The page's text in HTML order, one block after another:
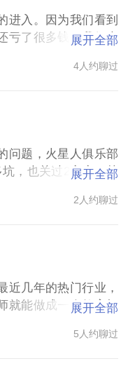
进入。因为我们看到
亏了很多钱。我们也
开始了。但是教育行
开了6家校区，但这
也拥有1100家合作
入教育行业？
展开全部
4人约聊过
问题，火星人俱乐部
，也关过2家店，关
展开全部
2人约聊过
近几年的热门行业，
就能做成一个教育机
项目？
展开全部
5人约聊过